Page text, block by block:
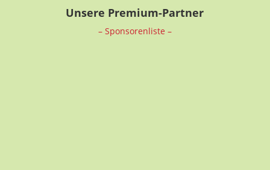
Unsere Premium-Partner
– Sponsorenliste –